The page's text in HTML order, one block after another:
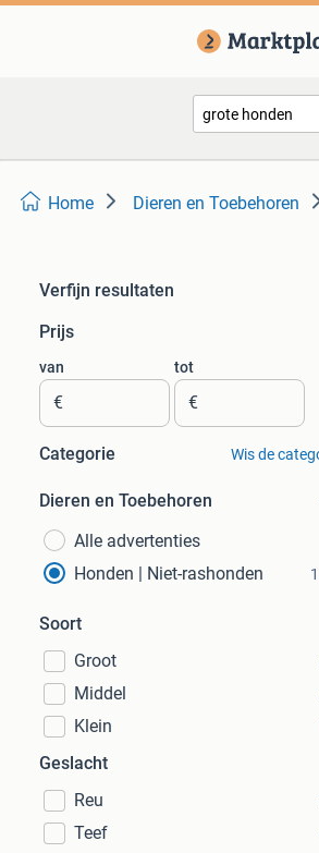
Home Dieren en Toebehoren
Verfijn resultaten
Prijs
van
€
tot
€
Categorie Wis de
Dieren en Toebehoren
Alle advertenties
Honden | Niet-rashonden
Soort
Groot
Middel
Klein
Geslacht
Reu
Teef